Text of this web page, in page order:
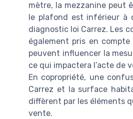
mètre, la mezzanine peut
le plafond est inférieur à
diagnostic loi Carrez. Les
également pris en
peuvent influencer la
ce qui impactera l’acte de
En copropriété, une
Carrez et la surface
diffèrent par les éléments
vente.